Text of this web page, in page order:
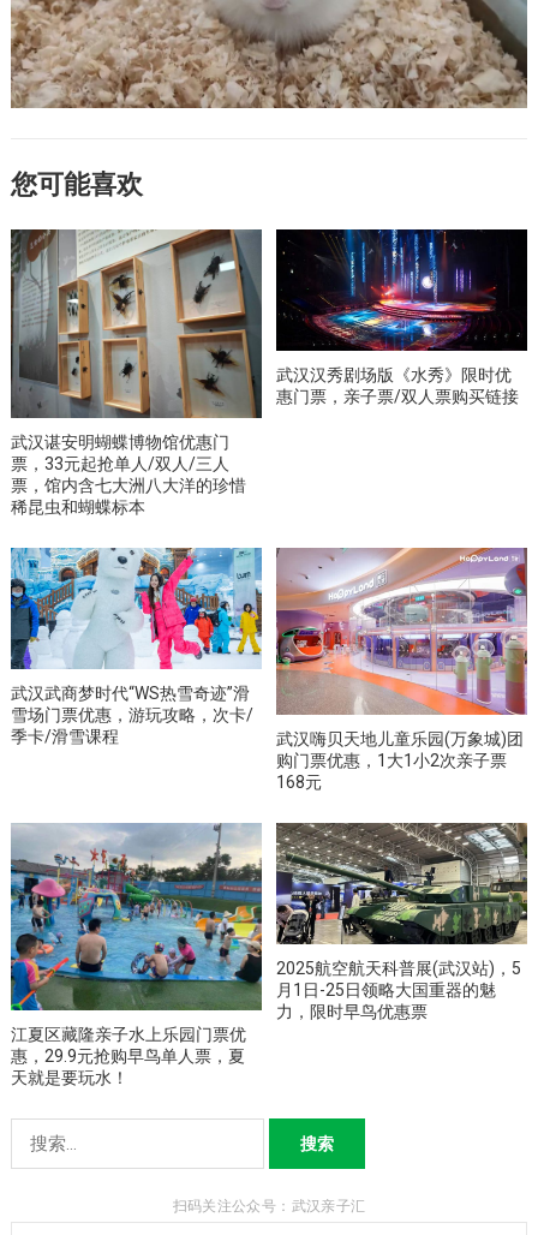
您可能喜欢
武汉谌安明蝴蝶博物馆优惠门
票，33元起抢单人/双人/三人
票，馆内含七大洲八大洋的珍惜
稀昆虫和蝴蝶标本
武汉汉秀剧场版《水秀》限时优
惠门票，亲子票/双人票购买链接
武汉武商梦时代“WS热雪奇迹”滑
雪场门票优惠，游玩攻略，次卡/
季卡/滑雪课程
武汉嗨贝天地儿童乐园(万象城)团
购门票优惠，1大1小2次亲子票
168元
江夏区藏隆亲子水上乐园门票优
惠，29.9元抢购早鸟单人票，夏
天就是要玩水！
2025航空航天科普展(武汉站)，5
月1日-25日领略大国重器的魅
力，限时早鸟优惠票
索：
扫码关注公众号：武汉亲子汇